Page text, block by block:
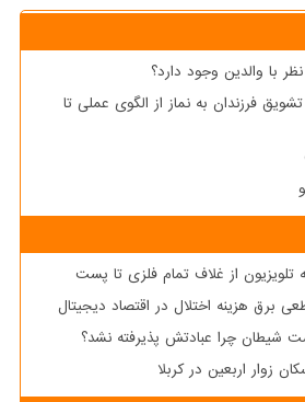
با والدین وجود دارد؟
فرزندان به نماز از الگوی عملی تا
تلویزیون از غلاف تمام فلزی تا پست
برق هزینه اختلال در اقتصاد دیجیتال
شیطان چرا عبادتش پذیرفته نشد؟
زوار اربعین در کربلا